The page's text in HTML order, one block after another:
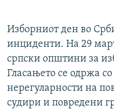
Изборниот ден во
инциденти. На 29
српски општини за
Гласањето се одржа
нерегуларности на
судири и повредени